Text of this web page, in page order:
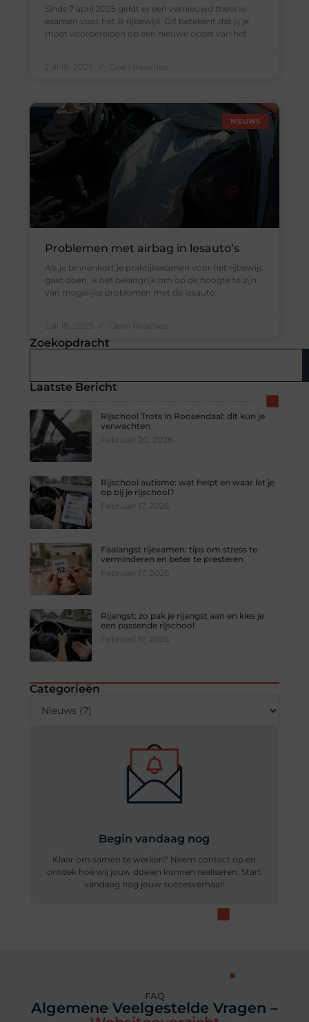
Sinds 7 april 2025 geldt er een vernieuwd theorie-
examen voor het B‑rijbewijs. Dit betekent dat jij je
moet voorbereiden op een nieuwe opzet van het
NIEUWS
Problemen met airbag in lesauto’s
Als je binnenkort je praktijkexamen voor het rijbewijs
gaat doen, is het belangrijk om op de hoogte te zijn
van mogelijke problemen met de lesauto
Zoekopdracht
Laatste Bericht
Rijschool Trots in Roosendaal: dit kun je
verwachten
Rijschool autisme: wat helpt en waar let je
op bij je rijschool?
Faalangst rijexamen: tips om stress te
verminderen en beter te presteren
Rijangst: zo pak je rijangst aan en kies je
een passende rijschool
Categorieën
Begin vandaag nog
Klaar om samen te werken? Neem contact op en
ontdek hoe wij jouw doelen kunnen realiseren. Start
vandaag nog jouw succesverhaal!
FAQ
Algemene Veelgestelde Vragen –